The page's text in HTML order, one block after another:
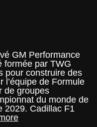
GM Performance
formée par TWG
pour construire des
l’équipe de Formule
de groupes
du monde de
2029. Cadillac F1
Cadillac